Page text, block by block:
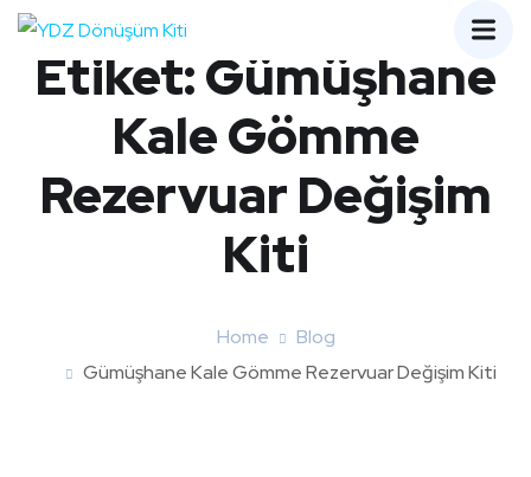
Etiket:Gümüşhane
Kale Gömme
Rezervuar Değişim
Kiti
Home
Blog
Gümüşhane Kale Gömme Rezervuar Değişim Kiti